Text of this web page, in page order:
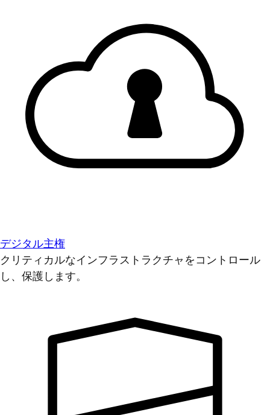
デジタル主権
クリティカルなインフラストラクチャをコントロール
し、保護します。